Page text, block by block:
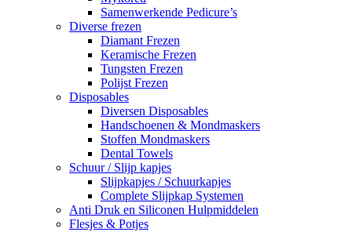
Samenwerkende Pedicure’s
Diverse frezen
Diamant Frezen
Keramische Frezen
Tungsten Frezen
Polijst Frezen
Disposables
Diversen Disposables
Handschoenen & Mondmaskers
Stoffen Mondmaskers
Dental Towels
Schuur / Slijp kapjes
Slijpkapjes / Schuurkapjes
Complete Slijpkap Systemen
Anti Druk en Siliconen Hulpmiddelen
Flesjes & Potjes